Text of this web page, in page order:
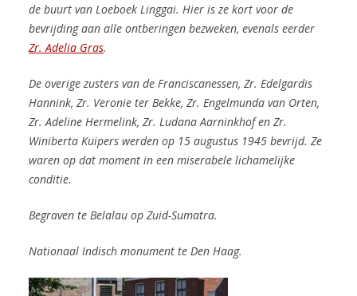
de buurt van Loeboek Linggai. Hier is ze kort voor de
bevrijding aan alle ontberingen bezweken, evenals eerder
Zr. Adelia Gras.
De overige zusters van de Franciscanessen, Zr. Edelgardis
Hannink, Zr. Veronie ter Bekke, Zr. Engelmunda van Orten,
Zr. Adeline Hermelink, Zr. Ludana Aarninkhof en Zr.
Winiberta Kuipers werden op 15 augustus 1945 bevrijd. Ze
waren op dat moment in een miserabele lichamelijke
conditie.
Begraven te Belalau op Zuid-Sumatra.
Nationaal Indisch monument te Den Haag.